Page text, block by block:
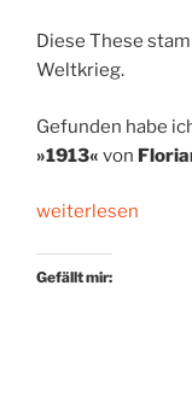
Diese These
Weltkrieg.
Gefunden habe
»1913« von
„Das
Buch“
weiterlesen
Gefällt mir: